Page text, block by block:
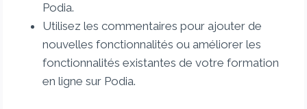
Podia.
Utilisez les commentaires pour ajouter de
nouvelles fonctionnalités ou améliorer les
fonctionnalités existantes de votre formation
en ligne sur Podia.